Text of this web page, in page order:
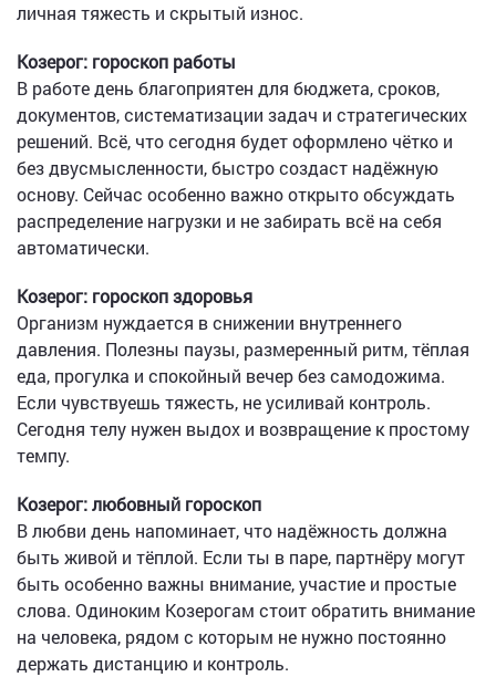
личная тяжесть и скрытый износ.
Козерог: гороскоп работы
В работе день благоприятен для бюджета, сроков,
документов, систематизации задач и стратегических
решений. Всё, что сегодня будет оформлено чётко и
без двусмысленности, быстро создаст надёжную
основу. Сейчас особенно важно открыто обсуждать
распределение нагрузки и не забирать всё на себя
автоматически.
Козерог: гороскоп здоровья
Организм нуждается в снижении внутреннего
давления. Полезны паузы, размеренный ритм, тёплая
еда, прогулка и спокойный вечер без самодожима.
Если чувствуешь тяжесть, не усиливай контроль.
Сегодня телу нужен выдох и возвращение к простому
темпу.
Козерог: любовный гороскоп
В любви день напоминает, что надёжность должна
быть живой и тёплой. Если ты в паре, партнёру могут
быть особенно важны внимание, участие и простые
слова. Одиноким Козерогам стоит обратить внимание
на человека, рядом с которым не нужно постоянно
держать дистанцию и контроль.